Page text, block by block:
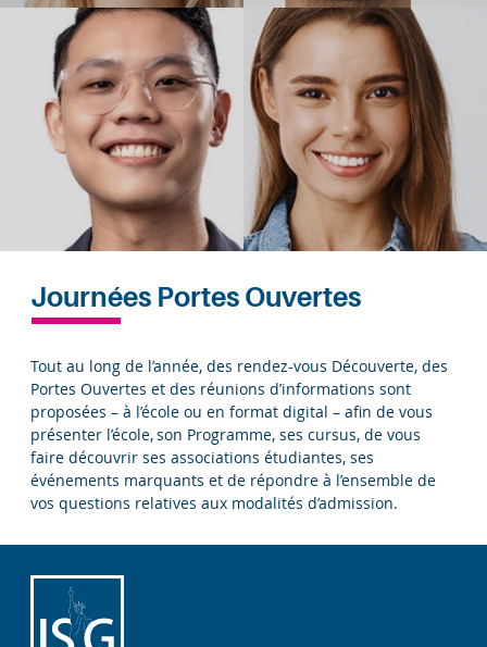
Journées Portes Ouvertes
Tout au long de l’année, des rendez-vous Découverte, des
Portes Ouvertes et des réunions d’informations sont
proposées – à l’école ou en format digital – afin de vous
présenter l’école, son Programme, ses cursus, de vous
faire découvrir ses associations étudiantes, ses
événements marquants et de répondre à l’ensemble de
vos questions relatives aux modalités d’admission.